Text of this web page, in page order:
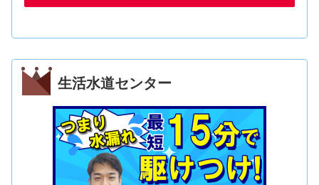
生活水道センター